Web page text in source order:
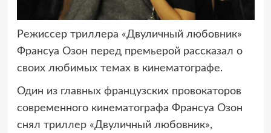
Режиссер триллера «Двуличный любовник»
Франсуа Озон перед премьерой рассказал о
своих любимых темах в кинематографе.
Один из главных французских провокаторов
современного кинематографа Франсуа Озон
снял триллер «Двуличный любовник»,